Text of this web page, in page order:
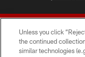
Unless you click
the continued
similar technologies